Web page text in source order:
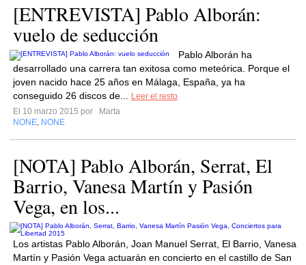
[ENTREVISTA] Pablo Alborán:
vuelo de seducción
Pablo Alborán ha
desarrollado una carrera tan exitosa como meteórica. Porque el
joven nacido hace 25 años en Málaga, España, ya ha
conseguido 26 discos de...
Leer el resto
El 10 marzo 2015 por
Marta
NONE NONE
[NOTA] Pablo Alborán, Serrat, El
Barrio, Vanesa Martín y Pasión
Vega, en los...
Los artistas Pablo Alborán, Joan Manuel Serrat, El Barrio, Vanesa
Martín y Pasión Vega actuarán en concierto en el castillo de San